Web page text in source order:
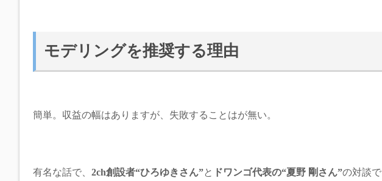
モデリングを推奨する理由
簡単。収益の幅はありますが、失敗することはが無い。
有名な話で、 2ch創設者“ひろゆきさん”と ドワンゴ代表の“夏野 剛さん”の対談で